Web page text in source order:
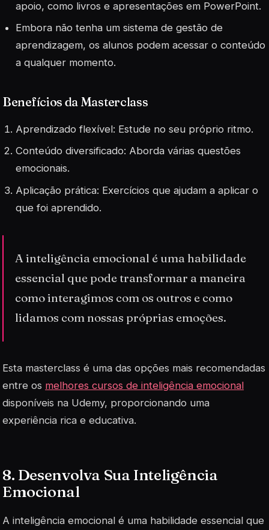
apoio, como livros e apresentações em PowerPoint.
Embora não tenha um sistema de gestão de
aprendizagem, os alunos podem acessar o conteúdo
a qualquer momento.
Benefícios da Masterclass
Aprendizado flexível: Estude no seu próprio ritmo.
Conteúdo diversificado: Aborda várias questões
emocionais.
Aplicação prática: Exercícios que ajudam a aplicar o
que foi aprendido.
A inteligência emocional é uma habilidade
essencial que pode transformar a maneira
como interagimos com os outros e como
lidamos com nossas próprias emoções.
Esta masterclass é uma das opções mais recomendadas
entre os melhores cursos de inteligência emocional
disponíveis na Udemy, proporcionando uma
experiência rica e educativa.
8. Desenvolva Sua Inteligência
Emocional
A inteligência emocional é uma habilidade essencial que